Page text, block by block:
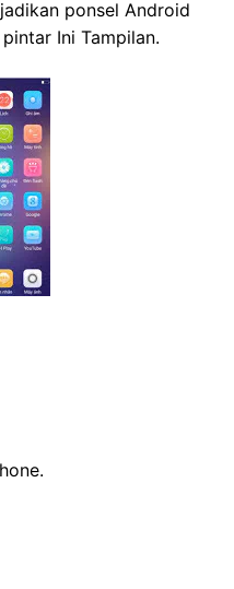
ponsel Android
Ini Tampilan.